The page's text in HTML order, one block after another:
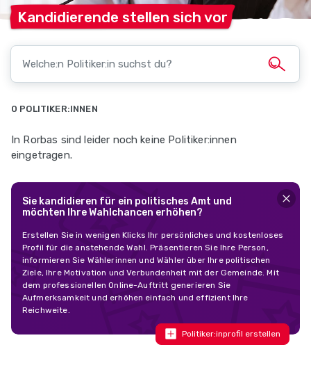
Kandidierende stellen sich vor
0 POLITIKER:INNEN
In Rorbas sind leider noch keine Politiker:innen
eingetragen.
Sie kandidieren für ein politisches Amt und
möchten Ihre Wahlchancen erhöhen?
Erstellen Sie in wenigen Klicks Ihr persönliches und kostenloses
Profil für die anstehende Wahl. Präsentieren Sie Ihre Person,
informieren Sie Wählerinnen und Wähler über Ihre politischen
Ziele, Ihre Motivation und Verbundenheit mit der Gemeinde. Mit
dem professionellen Online-Auftritt generieren Sie
Aufmerksamkeit und erhöhen einfach und effizient Ihre
Reichweite.
Politiker:inprofil erstellen